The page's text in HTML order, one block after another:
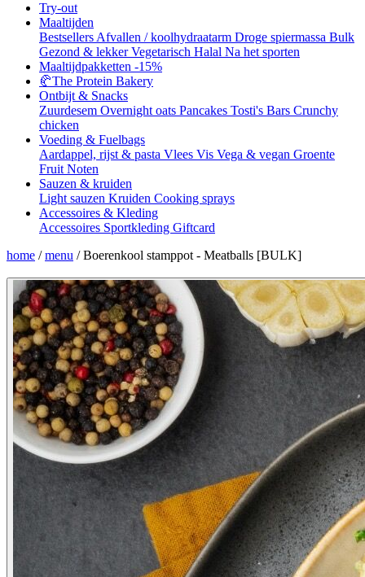
Try-out
Maaltijden
Bestsellers Afvallen / koolhydraatarm Droge spiermassa Bulk
Gezond & lekkerVegetarisch Halal Na het sporten
Maaltijdpakketten -15%
🥐The Protein Bakery
Ontbijt & Snacks
Zuurdesem Overnight oats Pancakes Tosti's Bars Crunchy
chicken
Voeding & Fuelbags
Aardappel, rijst & pasta Vlees Vis Vega & vegan Groente
Fruit Noten
Sauzen & kruiden
Light sauzen Kruiden Cooking sprays
Accessoires & Kleding
Accessoires Sportkleding Giftcard
home / menu / Boerenkool stamppot - Meatballs [BULK]